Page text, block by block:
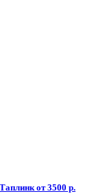
от 3500 р.